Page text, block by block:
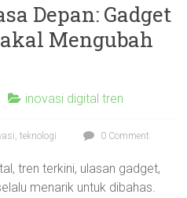
Depan: Gadget
Mengubah
inovasi digital tren
,teknologi 0 Comment
tren terkini, ulasan gadget,
menarik untuk dibahas.